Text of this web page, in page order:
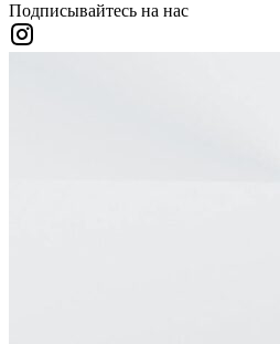
Подписывайтесь на нас